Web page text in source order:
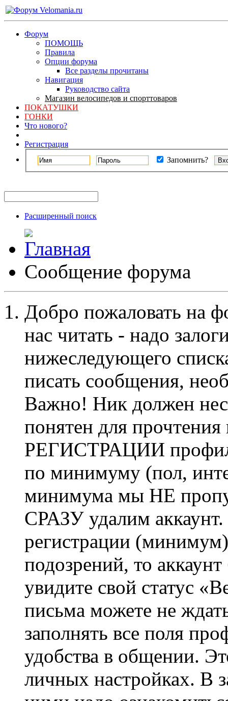
Форум
ПОМОЩЬ
Правила
Опции форума
Все разделы прочитаны
Навигация
Руководство сайта
Магазин велосипедов и спорттоваров
ПОКАТУШКИ
ГОНКИ
Что нового?
Регистрация
Запомнить?
Расширенный поиск
Сообщение форума
Добро пожаловать на
нас читать - надо
нижеследующего
писать сообщения,
Важно! Ник должен
понятен для
РЕГИСТРАЦИИ профиль
по минимуму (пол,
минимума мы НЕ
СРАЗУ удалим
регистрации
подозрений, то
увидите свой статус
письма можете не
заполнять все поля
удобства в общении.
личных настройках. В